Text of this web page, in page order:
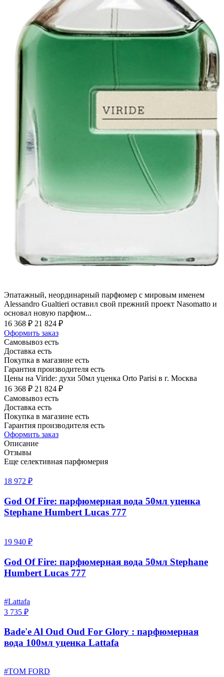
Эпатажный, неординарный парфюмер с мировым именем
Alessandro Gualtieri оставил свой прежний проект Nasomatto и
основал новую парфюм...
16 368 ₽ 21 824 ₽
Оформить заказ
Самовывоз есть
Доставка есть
Покупка в магазине есть
Гарантия производителя есть
Цены на Viride: духи 50мл уценка Orto Parisi в г. Москва
16 368 ₽ 21 824 ₽
Самовывоз есть
Доставка есть
Покупка в магазине есть
Гарантия производителя есть
Оформить заказ
Описание
Отзывы
Еще селективная парфюмерия
18 972 ₽
God Of Fire: парфюмерная вода 50мл уценка
Stephane Humbert Lucas 777
19 940 ₽
God Of Fire: парфюмерная вода 50мл Stephane
Humbert Lucas 777
#Lattafa
3 735 ₽
Bade'e Al Oud Oud For Glory : парфюмерная
вода 100мл уценка Lattafa
#TOM FORD